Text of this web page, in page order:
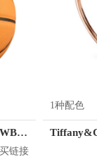
路人王 7号PU篮球 LRWB003
链接
1种配色